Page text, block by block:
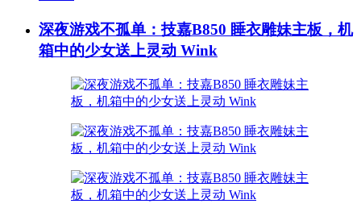
深夜游戏不孤单：技嘉B850 睡衣雕妹主板，机
箱中的少女送上灵动 Wink